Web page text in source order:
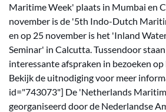
Maritime Week' plaats in Mumbai en
november is de '5th Indo-Dutch
en op 25 november is het 'Inland
Seminar' in Calcutta. Tussendoor
interessante afspraken in bezoeken
Bekijk de uitnodiging voor meer
id="743073"] De 'Netherlands
georganiseerd door de Nederlandse